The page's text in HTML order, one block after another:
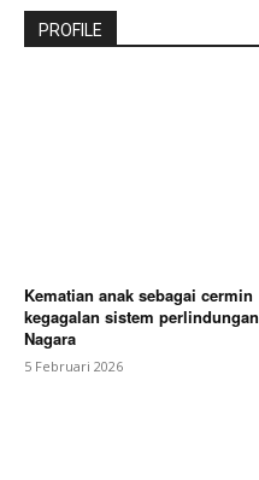
PROFILE
Kematian anak sebagai cermin
kegagalan sistem perlindungan
Nagara
5 Februari 2026